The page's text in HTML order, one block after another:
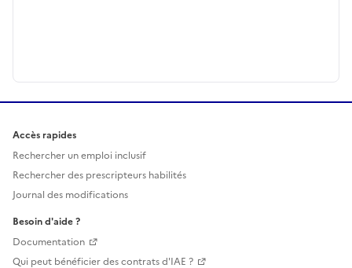
Accès rapides
Rechercher un emploi inclusif
Rechercher des prescripteurs habilités
Journal des modifications
Besoin d'aide ?
Documentation
Qui peut bénéficier des contrats d'IAE ?